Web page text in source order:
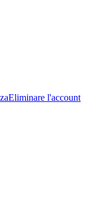
Eliminare l'account